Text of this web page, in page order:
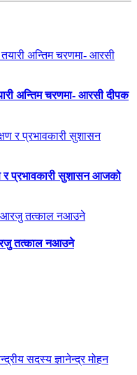
अन्तिम चरणमा- आरसी दीपक
र प्रभावकारी सुशासन आजको
तत्काल नआउने
सदस्य ज्ञानेन्द्र मोहन